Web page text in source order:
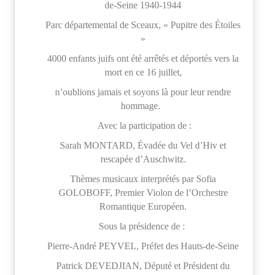
de-Seine 1940-1944
Parc départemental de Sceaux, « Pupitre des Étoiles
»
4000 enfants juifs ont été arrêtés et déportés vers la
mort en ce 16 juillet,
n’oublions jamais et soyons là pour leur rendre
hommage.
Avec la participation de :
Sarah MONTARD, Évadée du Vel d’Hiv et
rescapée d’Auschwitz.
Thèmes musicaux interprétés par Sofia
GOLOBOFF, Premier Violon de l’Orchestre
Romantique Européen.
Sous la présidence de :
Pierre-André PEYVEL, Préfet des Hauts-de-Seine
Patrick DEVEDJIAN, Député et Président du